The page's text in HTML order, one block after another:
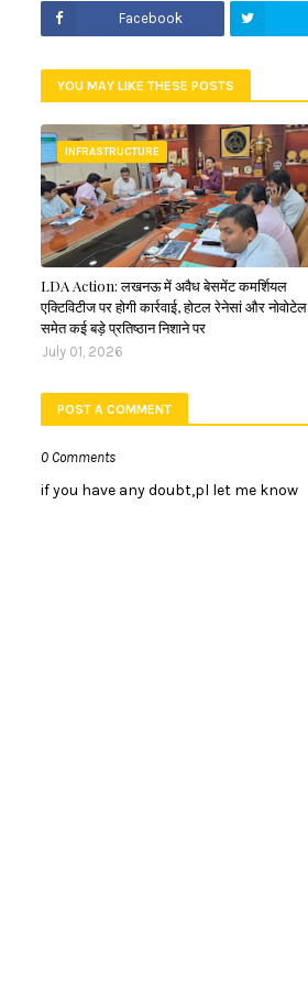
Facebook
YOU MAY LIKE THESE POSTS
INFRASTRUCTURE
LDA Action: लखनऊ में अवैध बेसमेंट कमर्शियल
एक्टिविटीज पर होगी कार्रवाई, होटल रेनेसां और नोवोटेल
समेत कई बड़े प्रतिष्ठान निशाने पर
July 01, 2026
POST A COMMENT
0 Comments
if you have any doubt,pl let me know